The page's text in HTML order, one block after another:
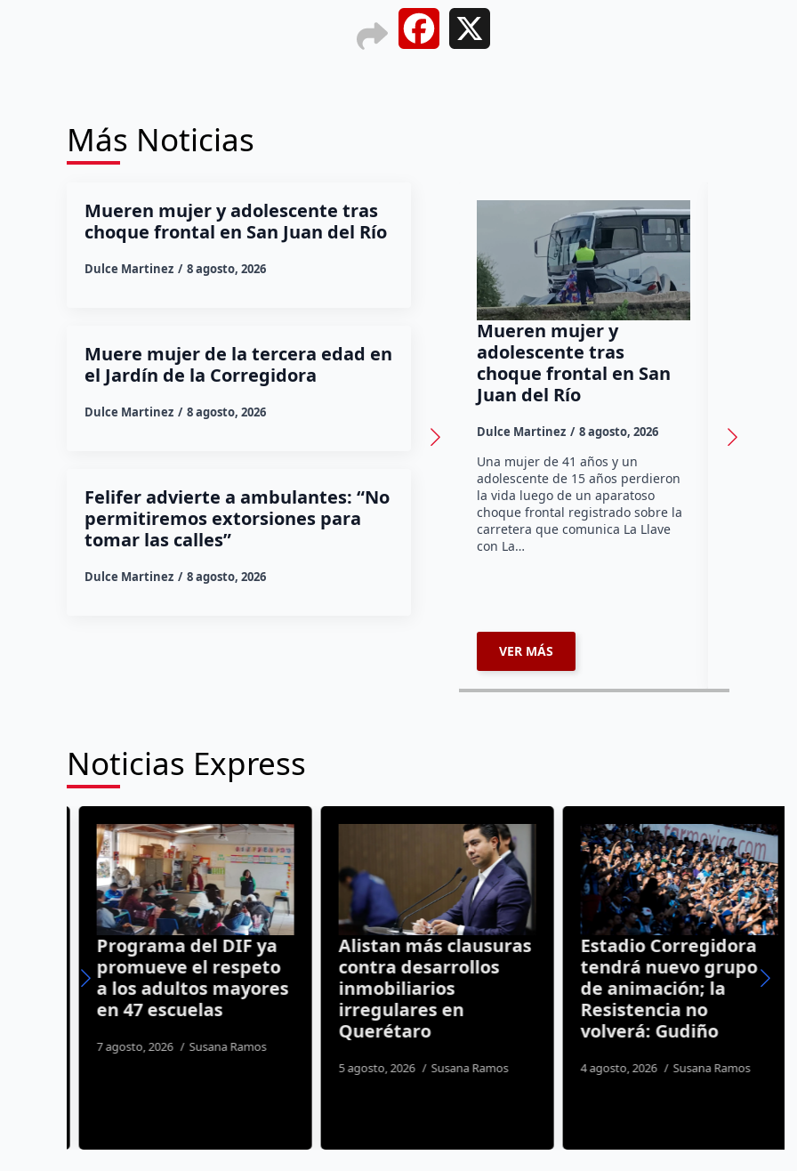
Facebook
Más Noticias
Mueren mujer y adolescente tras
choque frontal en San Juan del Río
Dulce Martinez 8 agosto, 2026
Muere mujer de la tercera edad en
el Jardín de la Corregidora
Dulce Martinez 8 agosto, 2026
Felifer advierte a ambulantes: “No
permitiremos extorsiones para
tomar las calles”
Dulce Martinez 8 agosto, 2026
Mueren mujer y
adolescente tras
choque frontal en San
Juan del Río
Dulce Martinez 8 agosto, 2026
Una mujer de 41 años y un
adolescente de 15 años perdieron
la vida luego de un aparatoso
choque frontal registrado sobre la
carretera que comunica La Llave
con La…
VER MÁS
Muere
Jardín
Una mujer
sábado
el Jardín
pleno
Noticias Express
Programa del DIF ya
promueve el respeto
a los adultos mayores
en 47 escuelas
7 agosto, 2026 Susana Ramos
Alistan más clausuras
contra desarrollos
inmobiliarios
irregulares en
Querétaro
5 agosto, 2026 Susana Ramos
Estadio Corregidora
tendrá nuevo grupo
de animación; la
Resistencia no
volverá: Gudiño
4 agosto, 2026 Susana Ramos